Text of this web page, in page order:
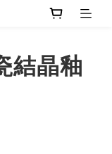
結晶釉